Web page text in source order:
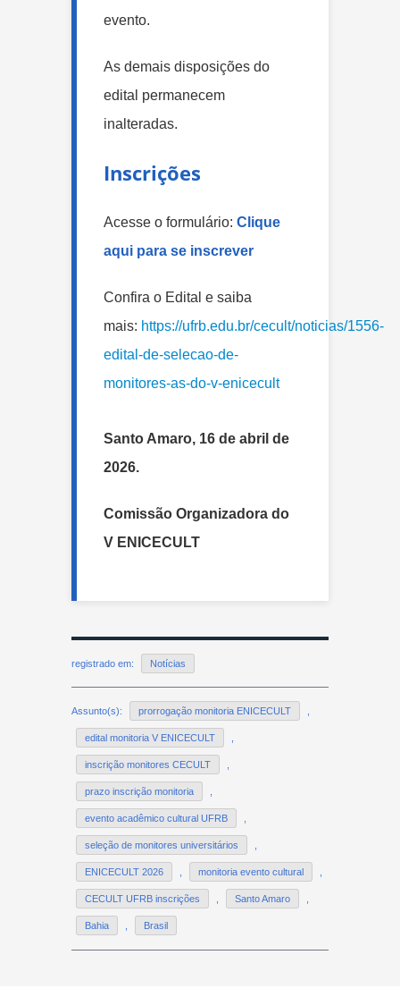
evento.
As demais disposições do
edital permanecem
inalteradas.
Inscrições
Acesse o formulário: Clique
aqui para se inscrever
Confira o Edital e saiba
mais: https://ufrb.edu.br/cecult/noticias/1556-
edital-de-selecao-de-
monitores-as-do-v-enicecult
Santo Amaro, 16 de abril de
2026.
Comissão Organizadora do
V ENICECULT
registrado em: Notícias
Assunto(s): prorrogação monitoria ENICECULT ,
edital monitoria V ENICECULT ,
inscrição monitores CECULT ,
prazo inscrição monitoria ,
evento acadêmico cultural UFRB ,
seleção de monitores universitários ,
ENICECULT 2026 , monitoria evento cultural ,
CECULT UFRB inscrições , Santo Amaro ,
Bahia , Brasil